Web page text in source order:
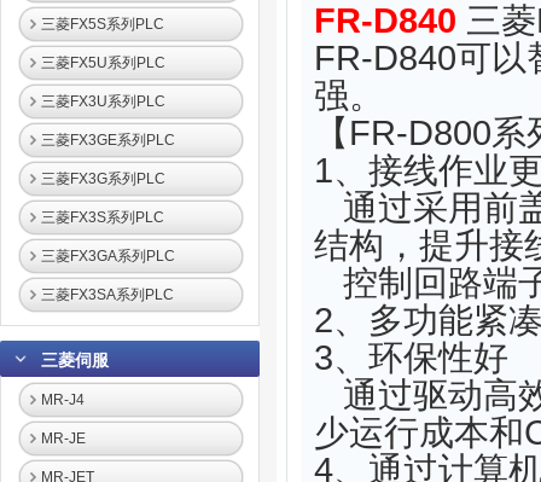
三菱FX5S系列PLC
三菱FX5U系列PLC
三菱FX3U系列PLC
三菱FX3GE系列PLC
三菱FX3G系列PLC
三菱FX3S系列PLC
三菱FX3GA系列PLC
三菱FX3SA系列PLC
三菱伺服
MR-J4
MR-JE
MR-JET
FR-D840 三
FR-D840可以
强。
【FR-D800
1、接线作业
通过采用前
结构，提升接
控制回路端
2、多功能紧
3、环保性好
通过驱动高
少运行成本和
4、通过计算